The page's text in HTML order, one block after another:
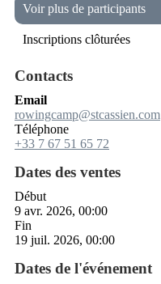
Voir plus de participants
Inscriptions clôturées
Contacts
Email
rowingcamp@stcassien.com
Téléphone
+33 7 67 51 65 72
Dates des ventes
Début
9 avr. 2026, 00:00
Fin
19 juil. 2026, 00:00
Dates de l'événement